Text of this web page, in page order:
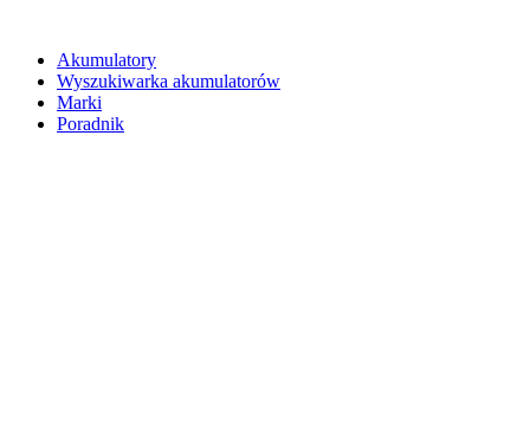
Akumulatory
Wyszukiwarka akumulatorów
Marki
Poradnik